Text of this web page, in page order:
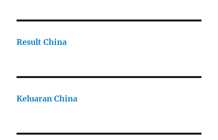
Result China
Keluaran China